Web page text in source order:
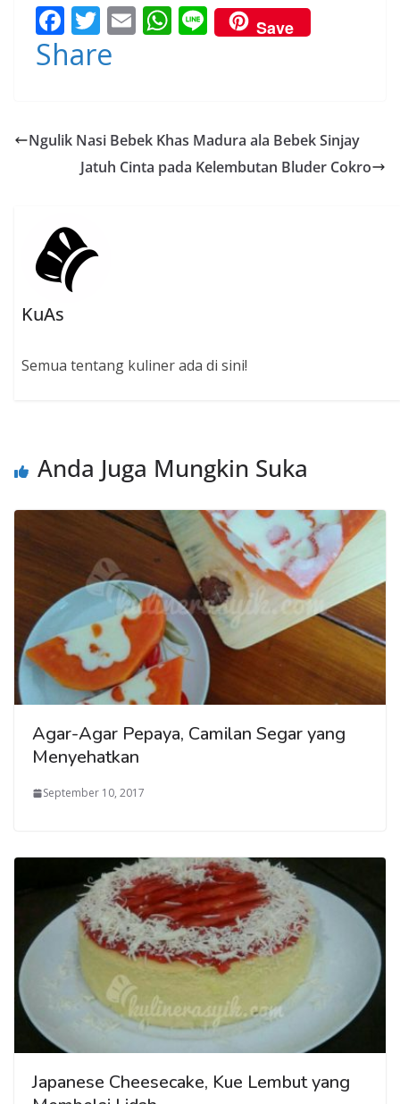
F
ac
e
o
o
T
w
itt
E W
A
p
Li
n
Save
Share
Ngulik Nasi Bebek Khas Madura ala Bebek Sinjay
Jatuh Cinta pada Kelembutan Bluder Cokro
KuAs
Semua tentang kuliner ada di sini!
Anda Juga Mungkin Suka
Agar-Agar Pepaya, Camilan Segar yang
Menyehatkan
September 10, 2017
Japanese Cheesecake, Kue Lembut yang